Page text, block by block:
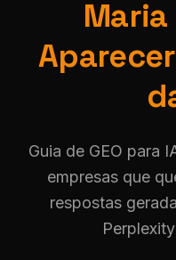
Maria
Guia de GEO para
empresas que
respostas